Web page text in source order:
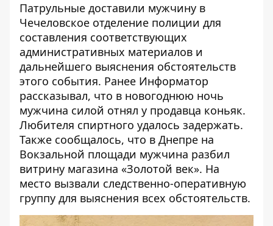
Патрульные доставили мужчину в
Чечеловское отделение полиции для
составления соответствующих
административных материалов и
дальнейшего выяснения обстоятельств
этого события. Ранее Информатор
рассказывал, что в новогоднюю ночь
мужчина силой отнял у продавца коньяк.
Любителя спиртного удалось задержать.
Также сообщалось, что в Днепре на
Вокзальной площади мужчина разбил
витрину магазина «Золотой век». На
место вызвали следственно-оперативную
группу для выяснения всех обстоятельств.